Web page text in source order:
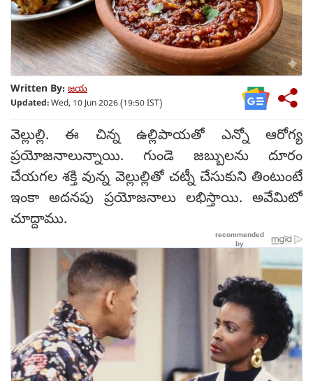
Written By: జయ
Updated:Wed, 10 Jun 2026 (19:50 IST)
వెల్లుల్లి. ఈ చిన్న ఉల్లిపాయతో ఎన్నో ఆరోగ్య
ప్రయోజనాలున్నాయి. గుండె జబ్బులను దూరం
చేయగల శక్తి వున్న వెల్లుల్లితో చట్నీ చేసుకుని తింటుంటే
ఇంకా అదనపు ప్రయోజనాలు లభిస్తాయి. అవేమిటో
చూద్దాము.